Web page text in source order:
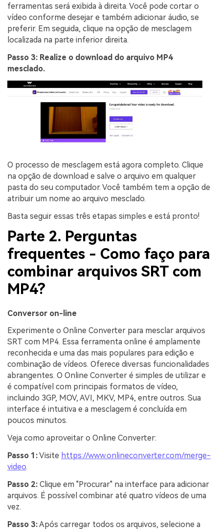
ferramentas será exibida à direita. Você pode cortar o
vídeo conforme desejar e também adicionar áudio, se
preferir. Em seguida, clique na opção de mesclagem
localizada na parte inferior direita.
Passo 3: Realize o download do arquivo MP4
mesclado.
O processo de mesclagem está agora completo. Clique
na opção de download e salve o arquivo em qualquer
pasta do seu computador. Você também tem a opção de
atribuir um nome ao arquivo mesclado.
Basta seguir essas três etapas simples e está pronto!
Parte 2. Perguntas
frequentes - Como faço para
combinar arquivos SRT com
MP4?
Conversor on-line
Experimente o Online Converter para mesclar arquivos
SRT com MP4. Essa ferramenta online é amplamente
reconhecida e uma das mais populares para edição e
combinação de vídeos. Oferece diversas funcionalidades
abrangentes. O Online Converter é simples de utilizar e
é compatível com principais formatos de vídeo,
incluindo 3GP, MOV, AVI, MKV, MP4, entre outros. Sua
interface é intuitiva e a mesclagem é concluída em
poucos minutos.
Veja como aproveitar o Online Converter:
Passo 1:Visite https://www.onlineconverter.com/merge-
video.
Passo 2: Clique em "Procurar" na interface para adicionar
arquivos. É possível combinar até quatro vídeos de uma
vez.
Passo 3:Após carregar todos os arquivos, selecione a